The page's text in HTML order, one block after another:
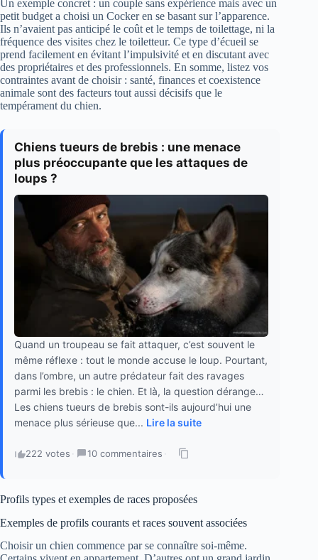
Un exemple concret : un couple sans expérience mais avec un
petit budget a choisi un Cocker en se basant sur l’apparence.
Ils n’avaient pas anticipé le coût et le temps de toilettage, ni la
fréquence des visites chez le toiletteur. Ce type d’écueil se
prend facilement en évitant l’impulsivité et en discutant avec
des propriétaires et des professionnels. En somme, listez vos
contraintes avant de choisir : santé, finances et coexistence
animale sont des facteurs tout aussi décisifs que le
tempérament du chien.
Chiens tueurs de brebis : une menace
plus préoccupante que les attaques de
loups ?
Quand un troupeau se fait attaquer, c’est souvent le
même réflexe : tout le monde accuse le loup. Pourtant,
dans l’ombre, un autre prédateur fait des ravages
parmi les brebis : le chien. Et là, la question dérange…
Les chiens tueurs de brebis sont-ils aujourd’hui une
menace plus sérieuse que... Lire la suite
222 votes · 10 commentaires ·
Profils types et exemples de races proposées
Exemples de profils courants et races souvent associées
Choisir un chien commence par se connaître soi-même.